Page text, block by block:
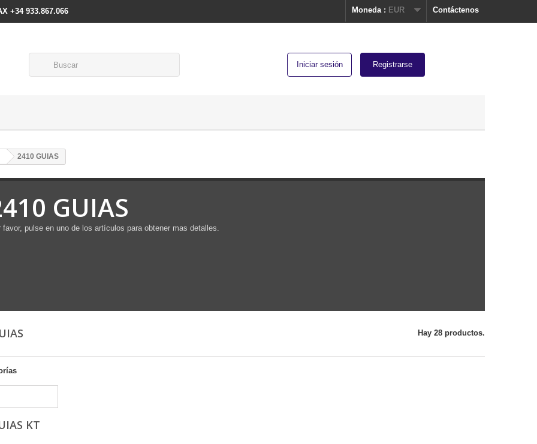
Contáctenos
+34 933.867.066 Moneda : EUR
Iniciar sesión Registrarse
2410 GUIAS
GUIAS
favor, pulse en uno de los artículos para obtener mas detalles.
Hay 28 productos.
KT